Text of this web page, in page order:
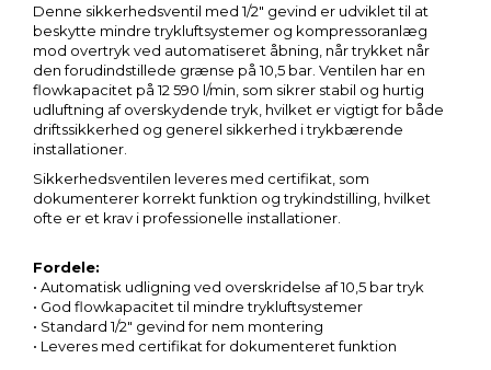
Denne sikkerhedsventil med 1/2″ gevind er udviklet til at
beskytte mindre trykluftsystemer og kompressoranlæg
mod overtryk ved automatiseret åbning, når trykket når
den forudindstillede grænse på 10,5 bar. Ventilen har en
flowkapacitet på 12 590 l/min, som sikrer stabil og hurtig
udluftning af overskydende tryk, hvilket er vigtigt for både
driftssikkerhed og generel sikkerhed i trykbærende
installationer.
Sikkerhedsventilen leveres med certifikat, som
dokumenterer korrekt funktion og trykindstilling, hvilket
ofte er et krav i professionelle installationer.
Fordele:
• Automatisk udligning ved overskridelse af 10,5 bar tryk
• God flowkapacitet til mindre trykluftsystemer
• Standard 1/2″ gevind for nem montering
• Leveres med certifikat for dokumenteret funktion